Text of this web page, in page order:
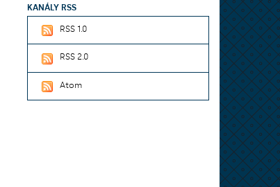
KANÁLY RSS
RSS 1.0
RSS 2.0
Atom